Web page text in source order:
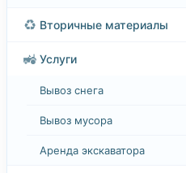
♻️ Вторичные материалы
🚜 Услуги
Вывоз снега
Вывоз мусора
Аренда экскаватора